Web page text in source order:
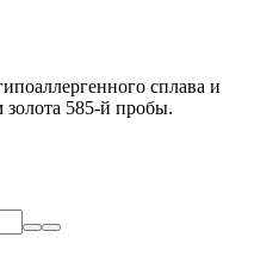
сплава и
585-й пробы.